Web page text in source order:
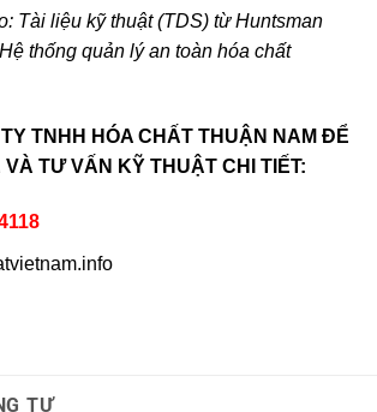
Tài liệu kỹ thuật (TDS) từ Huntsman
thống quản lý an toàn hóa chất
TNHH HÓA CHẤT THUẬN NAM ĐỂ
VÀ TƯ VẤN KỸ THUẬT CHI TIẾT:
TỰ